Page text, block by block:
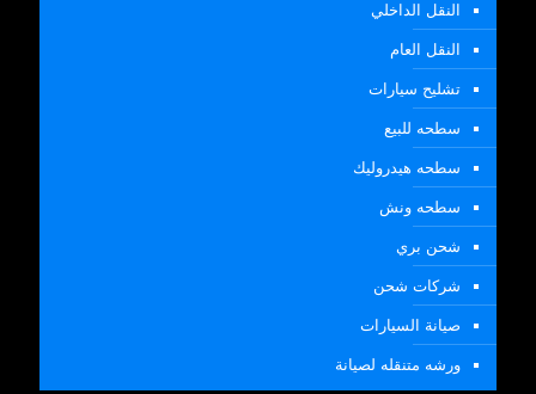
النقل الداخلي
النقل العام
تشليح سيارات
سطحه للبيع
سطحه هيدروليك
سطحه ونش
شحن بري
شركات شحن
صيانة السيارات
ورشه متنقله لصيانة